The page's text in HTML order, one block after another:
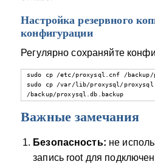
Настройка резервного
конфигурации
Регулярно сохраняйте
sudo cp /etc/proxysql.cnf /backup/
sudo cp /var/lib/proxysql/
/backup/proxysql.db.backup
Важные замечания
Безопасность: не
запись root для